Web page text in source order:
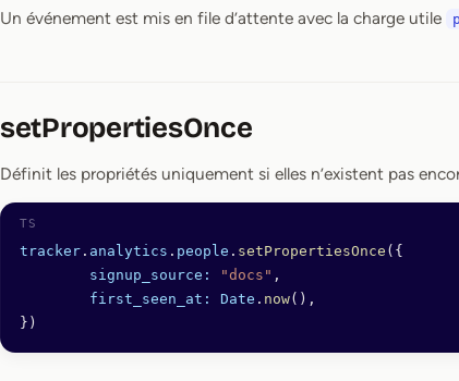
Un événement est mis en file d’attente avec la charge utile
setPropertiesOnce
Définit les propriétés uniquement si elles n’existent pas
tracker . analytics . people . setPropertiesOnce ({
	signup_source:
"docs" ,
	first_seen_at:
Date . now(),
})